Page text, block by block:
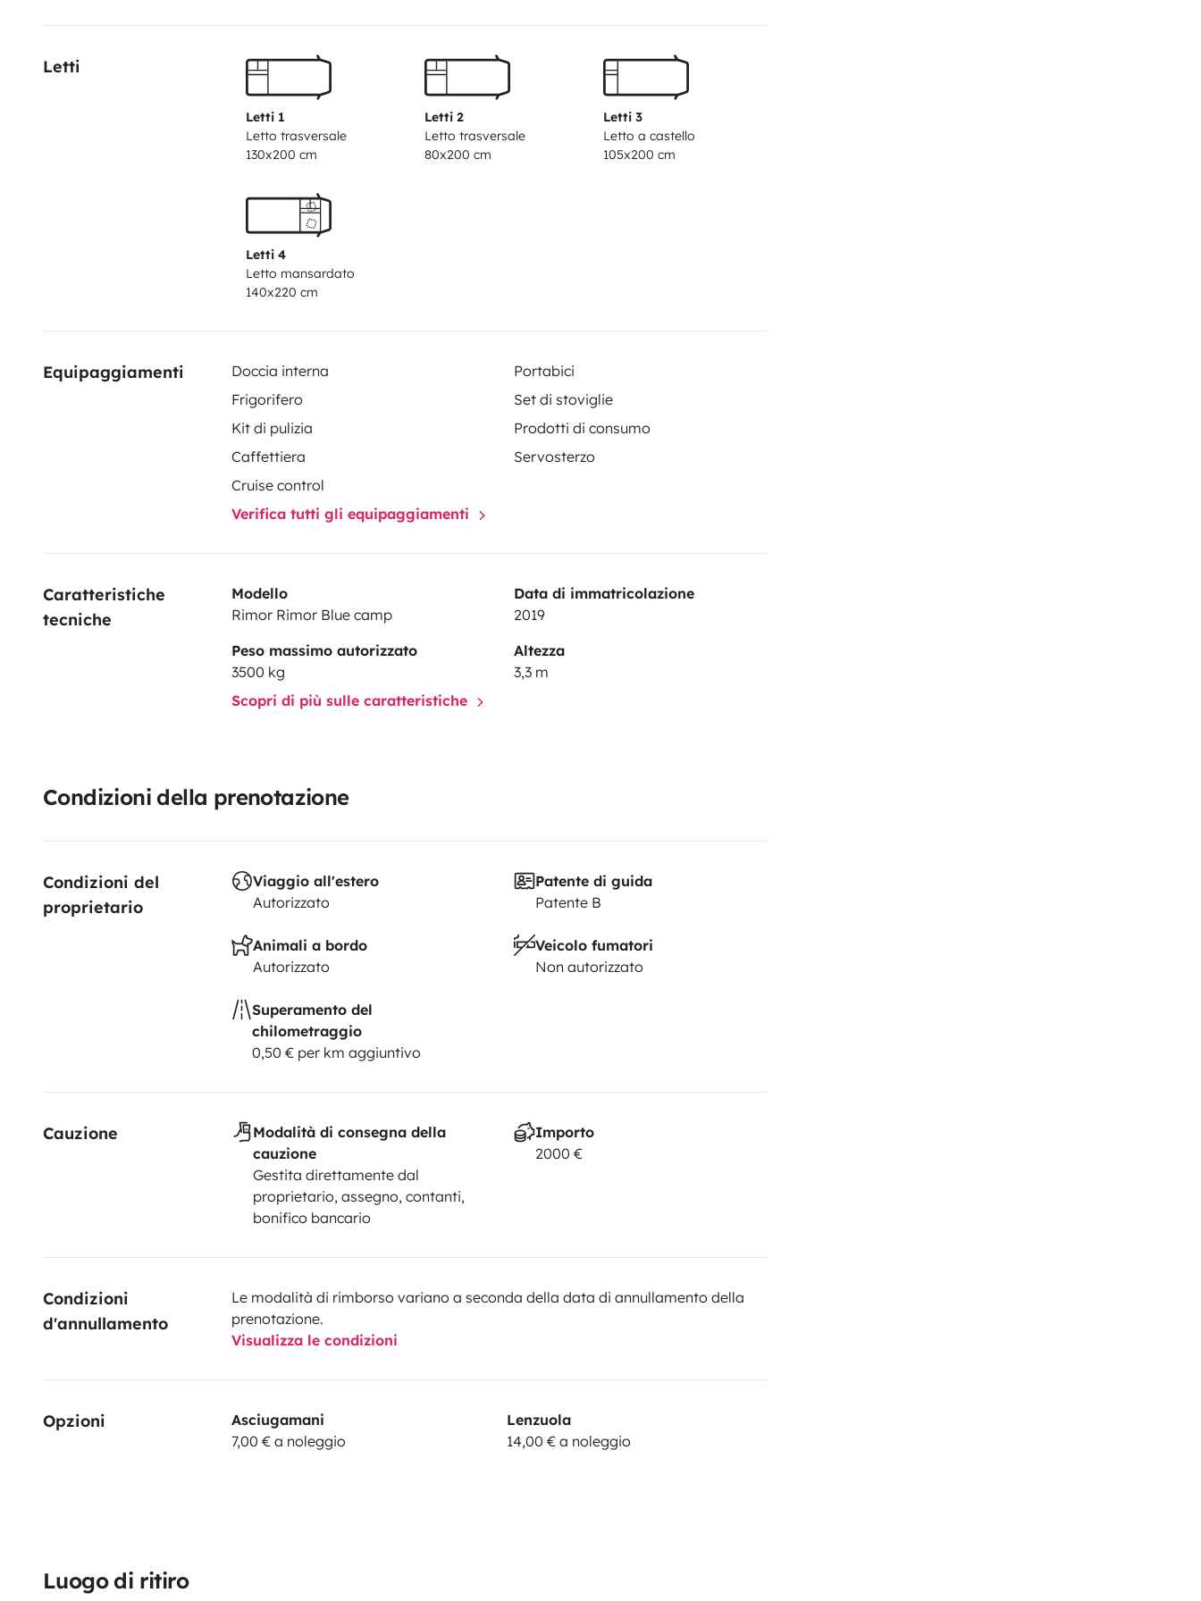
Letti
Letti 1
Letto trasversale
130x200 cm
Letti 2
Letto trasversale
80x200 cm
Letti 3
Letto a castello
105x200 cm
Letti 4
Letto mansardato
140x220 cm
Equipaggiamenti Doccia interna
Portabici
Frigorifero
Set di stoviglie
Kit di pulizia
Prodotti di consumo
Caffettiera
Servosterzo
Cruise control
Verifica tutti gli equipaggiamenti
Caratteristiche
tecniche
Modello
Rimor Rimor Blue camp
Data di immatricolazione
2019
Peso massimo autorizzato
3500 kg
Altezza
3,3 m
Scopri di più sulle caratteristiche
Condizioni della prenotazione
Condizioni del
proprietario
Viaggio all'estero
Autorizzato
Patente di guida
Patente B
Animali a bordo
Autorizzato
Veicolo fumatori
Non autorizzato
Superamento del
chilometraggio
0,50 € per km aggiuntivo
Cauzione
Modalità di consegna della
cauzione
Gestita direttamente dal
proprietario, assegno, contanti,
bonifico bancario
Importo
2000 €
Condizioni
d'annullamento
Le modalità di rimborso variano a seconda della data di annullamento della
prenotazione.
Visualizza le condizioni
Opzioni
Asciugamani
7,00 € a noleggio
Lenzuola
14,00 € a noleggio
Luogo di ritiro